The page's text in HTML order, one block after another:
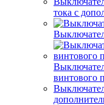
тока с
винтового